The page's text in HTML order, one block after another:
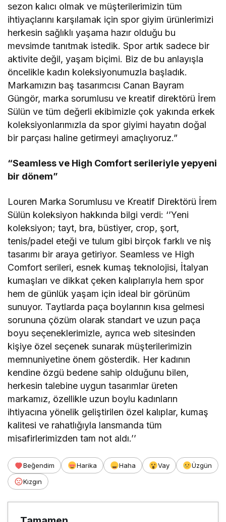
sezon kalıcı olmak ve müşterilerimizin tüm
ihtiyaçlarını karşılamak için spor giyim ürünlerimizi
herkesin sağlıklı yaşama hazır olduğu bu
mevsimde tanıtmak istedik. Spor artık sadece bir
aktivite değil, yaşam biçimi. Biz de bu anlayışla
öncelikle kadın koleksiyonumuzla başladık.
Markamızın baş tasarımcısı Canan Bayram
Güngör, marka sorumlusu ve kreatif direktörü İrem
Sülün ve tüm değerli ekibimizle çok yakında erkek
koleksiyonlarımızla da spor giyimi hayatın doğal
bir parçası haline getirmeyi amaçlıyoruz.”
“Seamless ve High Comfort serileriyle yepyeni
bir dönem”
Louren Marka Sorumlusu ve Kreatif Direktörü İrem
Sülün koleksiyon hakkında bilgi verdi: ‘’Yeni
koleksiyon; tayt, bra, büstiyer, crop, şort,
tenis/padel eteği ve tulum gibi birçok farklı ve niş
tasarımı bir araya getiriyor. Seamless ve High
Comfort serileri, esnek kumaş teknolojisi, İtalyan
kumaşları ve dikkat çeken kalıplarıyla hem spor
hem de günlük yaşam için ideal bir görünüm
sunuyor. Taytlarda paça boylarının kısa gelmesi
sorununa çözüm olarak standart ve uzun paça
boyu seçeneklerimizle, ayrıca web sitesinden
kişiye özel seçenek sunarak müşterilerimizin
memnuniyetine önem gösterdik. Her kadının
kendine özgü bedene sahip olduğunu bilen,
herkesin talebine uygun tasarımlar üreten
markamız, özellikle uzun boylu kadınların
ihtiyacına yönelik geliştirilen özel kalıplar, kumaş
kalitesi ve rahatlığıyla lansmanda tüm
misafirlerimizden tam not aldı.’’
Beğendim Harika Haha Vay
Üzgün
Kızgın